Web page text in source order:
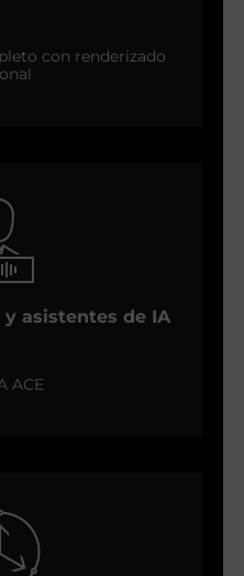
con renderizado
asistentes de IA
ACE